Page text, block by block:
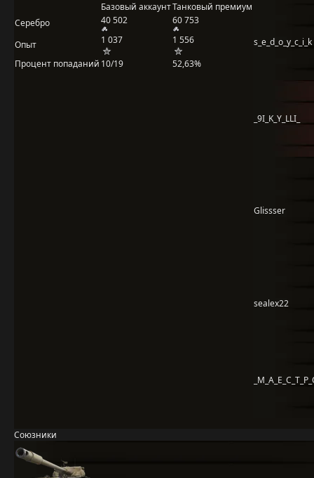
Базовый аккаунтТанковый премиум
Серебро
40 502 60 753
Опыт 1 037
1 556
Процент попаданий 10/19 52,63%
s_e_d_o_y_c_i_k
_9I_K_Y_LLI_
Glissser
sealex22
Союзники